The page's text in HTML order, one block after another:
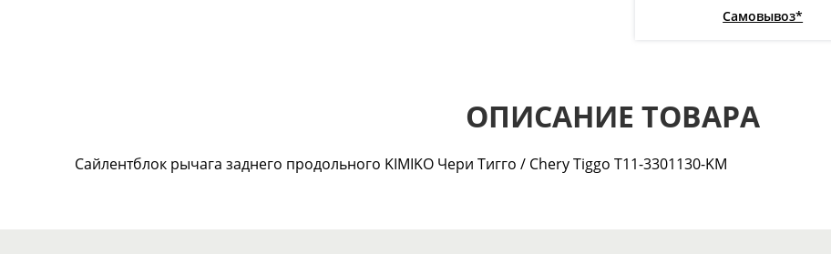
Самовывоз*
ОПИСАНИЕ ТОВАРА
Сайлентблок рычага заднего продольного KIMIKO Чери Тигго / Chery Tiggo T11-3301130-KM